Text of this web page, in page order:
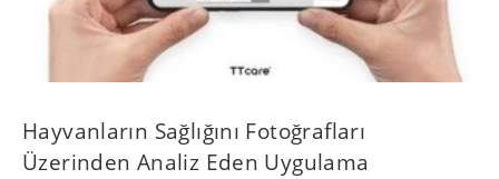
Hayvanların Sağlığını Fotoğrafları
Üzerinden Analiz Eden Uygulama